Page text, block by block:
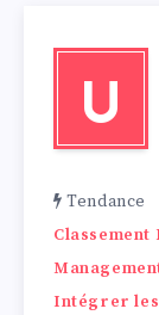
U
Tendance
Classement
Intégrer